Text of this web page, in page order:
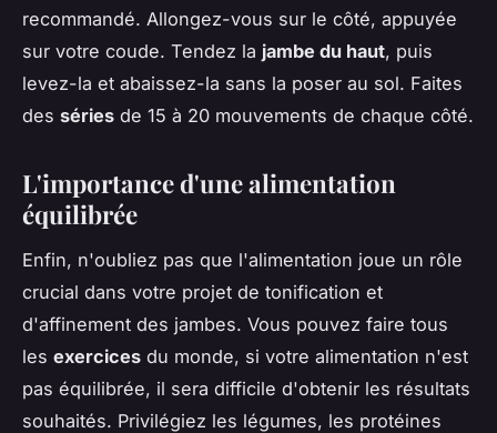
recommandé. Allongez-vous sur le côté, appuyée
sur votre coude. Tendez la jambe du haut, puis
levez-la et abaissez-la sans la poser au sol. Faites
des séries de 15 à 20 mouvements de chaque côté.
L'importance d'une alimentation
équilibrée
Enfin, n'oubliez pas que l'alimentation joue un rôle
crucial dans votre projet de tonification et
d'affinement des jambes. Vous pouvez faire tous
les exercices du monde, si votre alimentation n'est
pas équilibrée, il sera difficile d'obtenir les résultats
souhaités. Privilégiez les légumes, les protéines